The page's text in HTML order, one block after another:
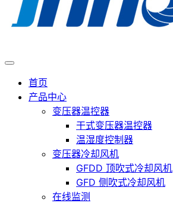
首页
产品中心
变压器温控器
干式变压器温控器
温湿度控制器
变压器冷却风机
GFDD 顶吹式冷却风机
GFD 侧吹式冷却风机
在线监测